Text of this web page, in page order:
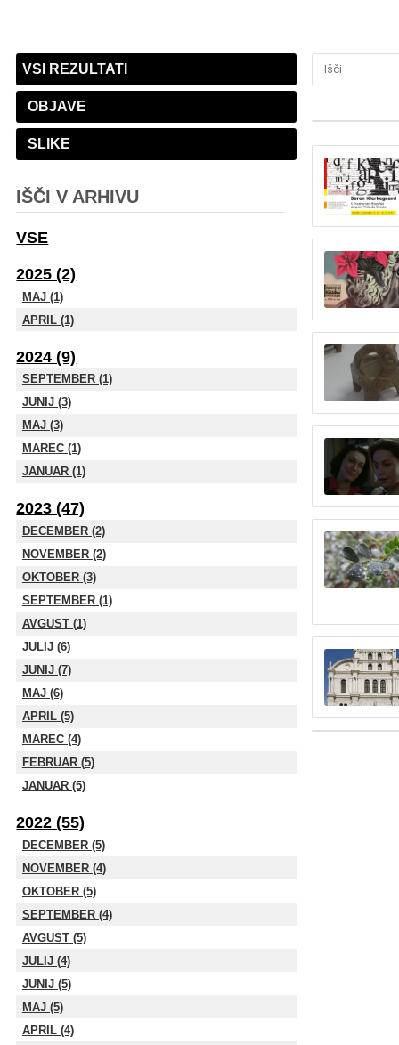
VSI REZULTATI
OBJAVE
SLIKE
IŠČI V ARHIVU
VSE
2025 (2)
MAJ (1)
APRIL (1)
2024 (9)
SEPTEMBER (1)
JUNIJ (3)
MAJ (3)
MAREC (1)
JANUAR (1)
2023 (47)
DECEMBER (2)
NOVEMBER (2)
OKTOBER (3)
SEPTEMBER (1)
AVGUST (1)
JULIJ (6)
JUNIJ (7)
MAJ (6)
APRIL (5)
MAREC (4)
FEBRUAR (5)
JANUAR (5)
2022 (55)
DECEMBER (5)
NOVEMBER (4)
OKTOBER (5)
SEPTEMBER (4)
AVGUST (5)
JULIJ (4)
JUNIJ (5)
MAJ (5)
APRIL (4)